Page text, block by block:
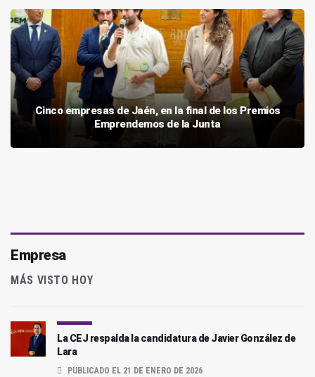
Cinco empresas de Jaén, en la final de los Premios
Emprendemos de la Junta
Empresa
MÁS VISTO HOY
La CEJ respalda la candidatura de Javier González de
Lara
PUBLICADO EL 21 DE ENERO DE 2026